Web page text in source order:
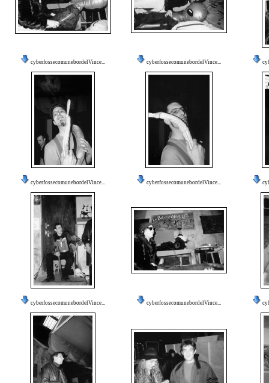
cyberfossecomunebordelVince... cyberfossecomunebordelVince...
cyberfossecomunebordelVince... cyberfossecomunebordelVince...
cyberfossecomunebordelVince... cyberfossecomunebordelVince...